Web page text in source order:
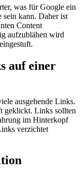
was für Google ein
sein kann. Daher ist
Content
aufzublähen wird
auf einer
ausgehende Links.
geklickt. Links sollten
im Hinterkopf
verzichtet